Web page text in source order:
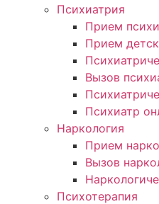
Психиатрия
Прием
Прием
Вызов
Психиатр
Наркология
Прием
Вызов
Психотерапия